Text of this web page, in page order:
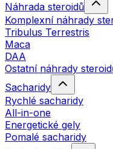
Náhrada steroidů
Komplexní náhrady
Tribulus Terrestris
Maca
DAA
Ostatní náhrady
Sacharidy
Rychlé sacharidy
All-in-one
Energetické gely
Pomalé sacharidy